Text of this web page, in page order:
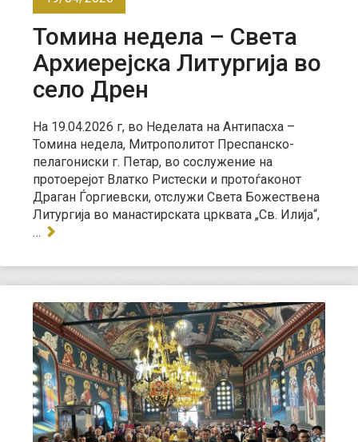
Томина недела – Света
Архиерејска Литургија во
село Дрен
На 19.04.2026 г, во Неделата на Антипасха –
Томина недела, Митрополитот Преспанско-
пелагониски г. Петар, во сослужение на
протоерејот Влатко Ристески и протоѓаконот
Драган Ѓоргиевски, отслужи Света Божествена
Литургија во манастирската црквата „Св. Илија“,
…